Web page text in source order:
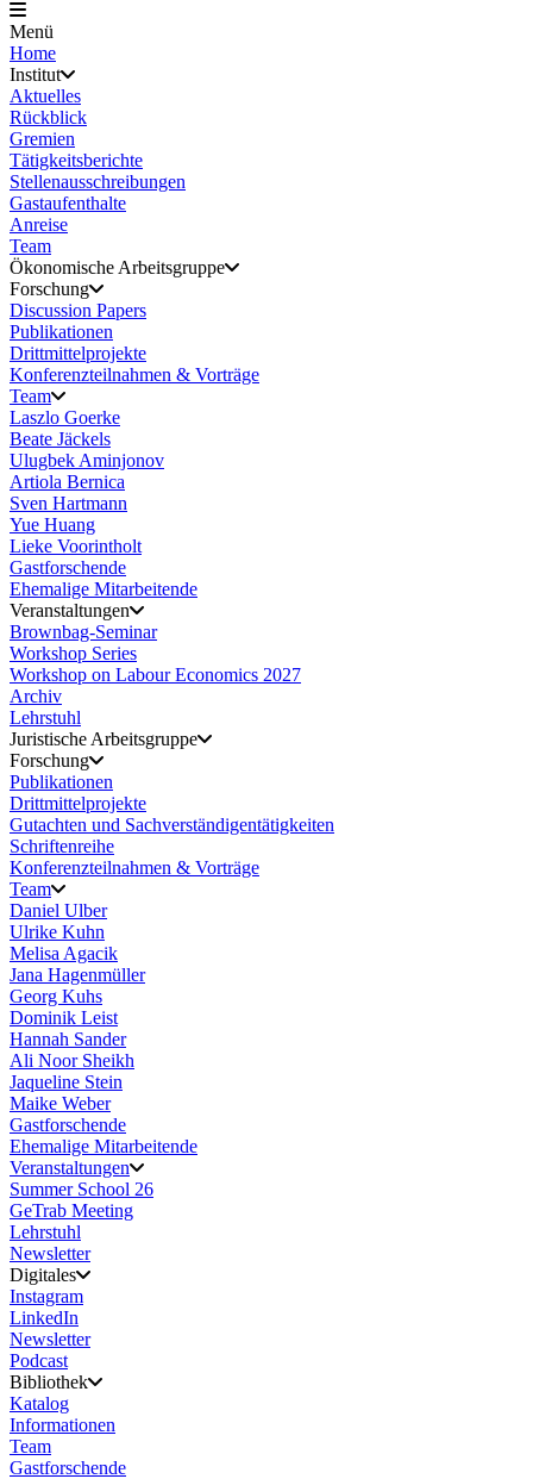
Menü
Home
Institut
Aktuelles
Rückblick
Gremien
Tätigkeitsberichte
Stellenausschreibungen
Gastaufenthalte
Anreise
Team
Ökonomische Arbeitsgruppe
Forschung
Discussion Papers
Publikationen
Drittmittelprojekte
Konferenzteilnahmen & Vorträge
Team
Laszlo Goerke
Beate Jäckels
Ulugbek Aminjonov
Artiola Bernica
Sven Hartmann
Yue Huang
Lieke Voorintholt
Gastforschende
Ehemalige Mitarbeitende
Veranstaltungen
Brownbag-Seminar
Workshop Series
Workshop on Labour Economics 2027
Archiv
Lehrstuhl
Juristische Arbeitsgruppe
Forschung
Publikationen
Drittmittelprojekte
Gutachten und Sachverständigentätigkeiten
Schriftenreihe
Konferenzteilnahmen & Vorträge
Team
Daniel Ulber
Ulrike Kuhn
Melisa Agacik
Jana Hagenmüller
Georg Kuhs
Dominik Leist
Hannah Sander
Ali Noor Sheikh
Jaqueline Stein
Maike Weber
Gastforschende
Ehemalige Mitarbeitende
Veranstaltungen
Summer School 26
GeTrab Meeting
Lehrstuhl
Newsletter
Digitales
Instagram
LinkedIn
Newsletter
Podcast
Bibliothek
Katalog
Informationen
Team
Gastforschende